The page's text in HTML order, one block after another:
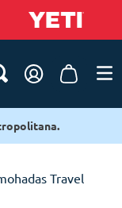
Travel